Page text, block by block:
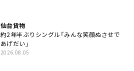
仙台貨物
約2年半ぶりシングル「みんな笑顔ぬさせで
あげだい」
2026.08.05